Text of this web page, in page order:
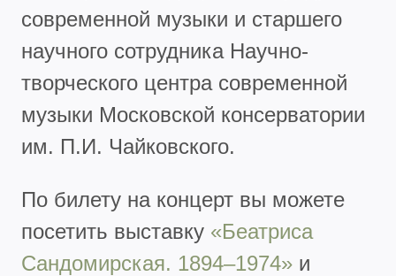
современной музыки и старшего
научного сотрудника Научно-
творческого центра современной
музыки Московской консерватории
им. П.И. Чайковского.
По билету на концерт вы можете
посетить выставку «Беатриса
Сандомирская. 1894–1974» и